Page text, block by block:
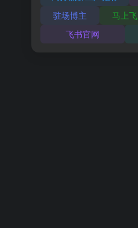
驻场博主
马上飞
飞书官网